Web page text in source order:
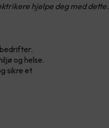
hjelpe deg med dette.
og helse.
sikre et